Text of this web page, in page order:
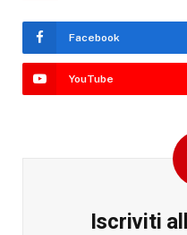
Facebook
YouTube
Iscriviti